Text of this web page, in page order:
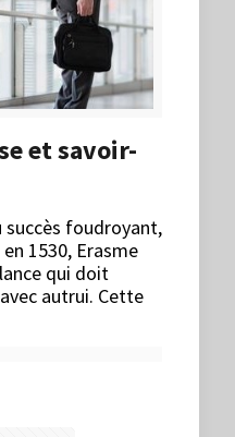
et savoir-
foudroyant,
1530, Erasme
qui doit
autrui. Cette